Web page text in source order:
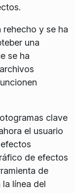
rehecho y se ha
una
se ha
clave
el usuario
de efectos
de
línea del